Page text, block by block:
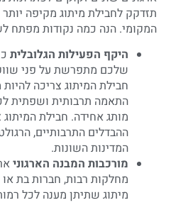
תזדקק לחבילת מיתוג מקיפה
המקומי. הנה כמה נקודות מפתח
היקף הפעילות הגלובלית
שלכם מתפרשת על פני
חבילת המיתוג צריכה
התאמה תרבותית ושפתית
מותג אחידה. חבילת
ההבדלים התרבותיים,
המדינות השונות.
מורכבות המבנה הארגוני
מחלקות רבות, חברות בת
מיתוג שתיתן מענה לכל